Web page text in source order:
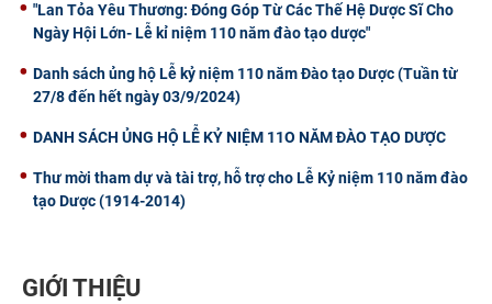
"Lan Tỏa Yêu Thương: Đóng Góp Từ Các Thế Hệ Dược Sĩ Cho
Ngày Hội Lớn- Lễ kỉ niệm 110 năm đào tạo dược"
Danh sách ủng hộ Lễ kỷ niệm 110 năm Đào tạo Dược (Tuần từ
27/8 đến hết ngày 03/9/2024)
DANH SÁCH ỦNG HỘ LỄ KỶ NIỆM 11O NĂM ĐÀO TẠO DƯỢC
Thư mời tham dự và tài trợ, hỗ trợ cho Lễ Kỷ niệm 110 năm đào
tạo Dược (1914-2014)
GIỚI THIỆU